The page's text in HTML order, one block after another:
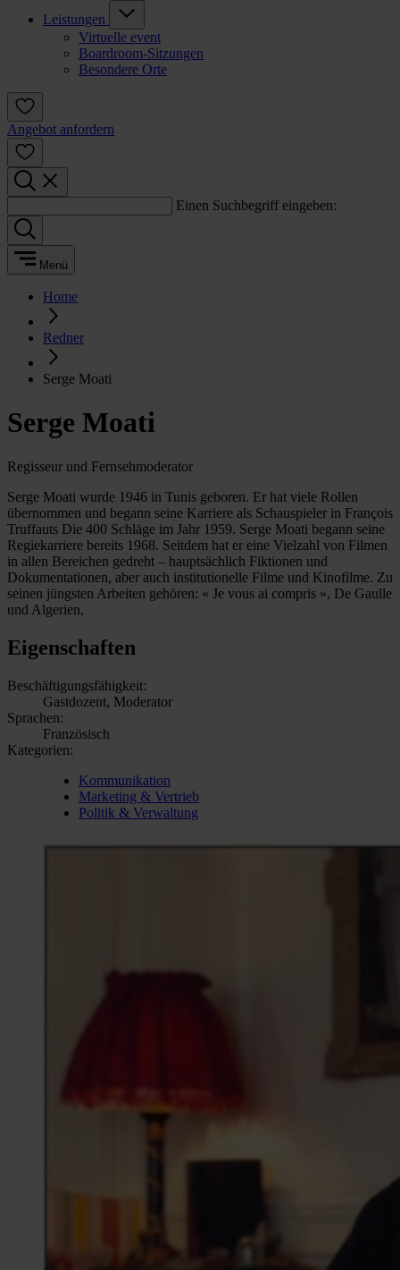
Leistungen
Virtuelle event
Boardroom-Sitzungen
Besondere Orte
Angebot anfordern
Einen Suchbegriff eingeben:
Menü
Home
Redner
Serge Moati
Serge Moati
Regisseur und Fernsehmoderator
Serge Moati wurde 1946 in Tunis geboren. Er hat viele Rollen
übernommen und begann seine Karriere als Schauspieler in François
Truffauts Die 400 Schläge im Jahr 1959. Serge Moati begann seine
Regiekarriere bereits 1968. Seitdem hat er eine Vielzahl von Filmen
in allen Bereichen gedreht – hauptsächlich Fiktionen und
Dokumentationen, aber auch institutionelle Filme und Kinofilme. Zu
seinen jüngsten Arbeiten gehören: « Je vous ai compris », De Gaulle
und Algerien,
Eigenschaften
Beschäftigungsfähigkeit:
Gastdozent, Moderator
Sprachen:
Französisch
Kategorien:
Kommunikation
Marketing & Vertrieb
Politik & Verwaltung